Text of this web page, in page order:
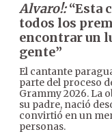
Alvaro!:“Esta
todos los
encontrar un
gente”
El cantante
parte del proceso
Grammy 2026. La
su padre, nació
convirtió en un
personas.